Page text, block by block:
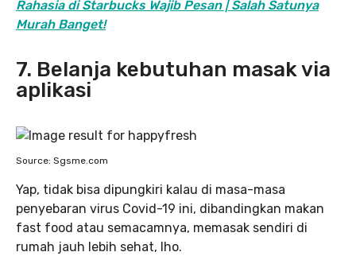
Rahasia di Starbucks Wajib Pesan | Salah Satunya
Murah Banget!
7. Belanja kebutuhan masak via
aplikasi
Source: Sgsme.com
Yap, tidak bisa dipungkiri kalau di masa-masa
penyebaran virus Covid-19 ini, dibandingkan makan
fast food atau semacamnya, memasak sendiri di
rumah jauh lebih sehat, lho.